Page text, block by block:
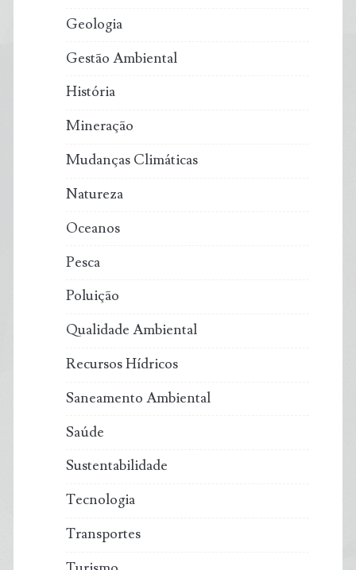
Geologia
Gestão Ambiental
História
Mineração
Mudanças Climáticas
Natureza
Oceanos
Pesca
Poluição
Qualidade Ambiental
Recursos Hídricos
Saneamento Ambiental
Saúde
Sustentabilidade
Tecnologia
Transportes